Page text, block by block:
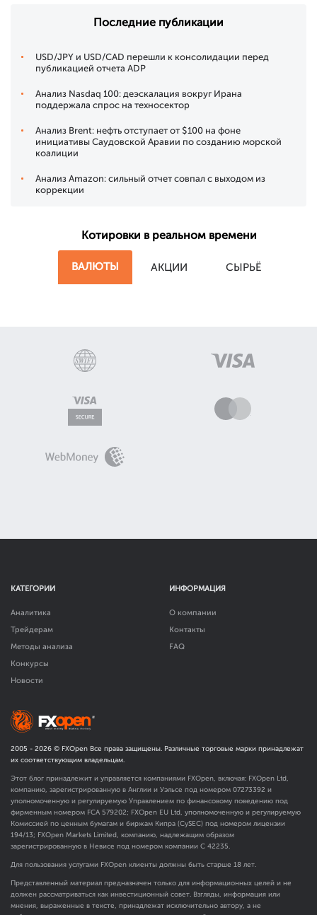
Последние публикации
USD/JPY и USD/CAD перешли к консолидации перед
публикацией отчета ADP
Анализ Nasdaq 100: деэскалация вокруг Ирана
поддержала спрос на техносектор
Анализ Brent: нефть отступает от $100 на фоне
инициативы Саудовской Аравии по созданию морской
коалиции
Анализ Amazon: сильный отчет совпал с выходом из
коррекции
Котировки в реальном времени
ВАЛЮТЫ АКЦИИ СЫРЬЁ
КАТЕГОРИИ
Аналитика
Трейдерам
Методы анализа
Конкурсы
Новости
ИНФОРМАЦИЯ
О компании
Контакты
FAQ
2005 - 2026 © FXOpen Все права защищены. Различные торговые марки принадлежат
их соответствующим владельцам.
Этот блог принадлежит и управляется компаниями FXOpen, включая: FXOpen Ltd,
компанию, зарегистрированную в Англии и Уэльсе под номером 07273392 и
уполномоченную и регулируемую Управлением по финансовому поведению под
фирменным номером FCA 579202; FXOpen EU Ltd, уполномоченную и регулируемую
Комиссией по ценным бумагам и биржам Кипра (CySEC) под номером лицензии
194/13; FXOpen Markets Limited, компанию, надлежащим образом
зарегистрированную в Невисе под номером компании C 42235.
Для пользования услугами FXOpen клиенты должны быть старше 18 лет.
Представленный материал предназначен только для информационных целей и не
должен рассматриваться как инвестиционный совет. Взгляды, информация или
мнения, выраженные в тексте, принадлежат исключительно автору, а не